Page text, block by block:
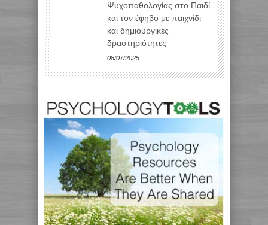
Ψυχοπαθολογίας στο Παιδί
και τον έφηβο με παιχνίδι
και δημιουργικές
δραστηριότητες
08/07/2025